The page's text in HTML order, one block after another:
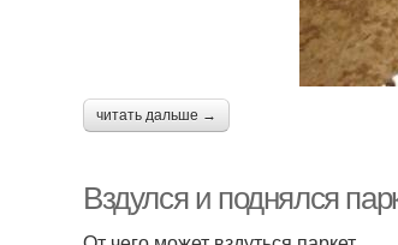
читать дальше →
Вздулся и поднялся